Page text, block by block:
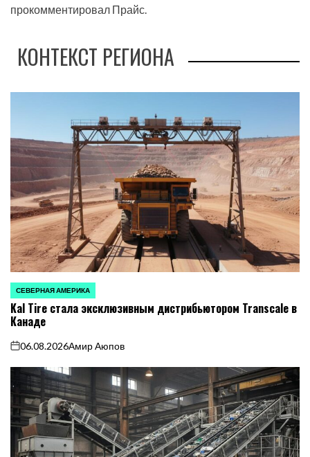
прокомментировал Прайс.
КОНТЕКСТ РЕГИОНА
ОПУБЛИКОВАНО
В
СЕВЕРНАЯ АМЕРИКА
Kal Tire стала эксклюзивным дистрибьютором Transcale в
Канаде
on
06.08.2026Амир Аюпов